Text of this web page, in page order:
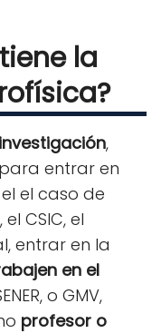
la
,
para entrar en
el caso de
CSIC, el
entrar en la
en el
o GMV,
profesor o